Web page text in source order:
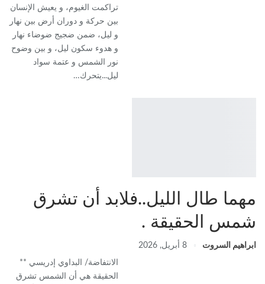
تراكمت الغيوم، و يعيش الإنسان
بين حركة و دوران أرض بين نهار
و ليل، ضمن ضجيج ضوضاء نهار
و هدوء سكون ليل، و بين وضوح
نور الشمس و عتمة سواد
ليل...يتحرك…
‏مهما طال الليل..فلابد أن تشرق
شمس الحقيقة .
ابراهيم السروت 8 أبريل, 2026
‏الانتفاضة/ البداوي إدريسي ‏**
الحقيقة هي أن الشمس تشرق